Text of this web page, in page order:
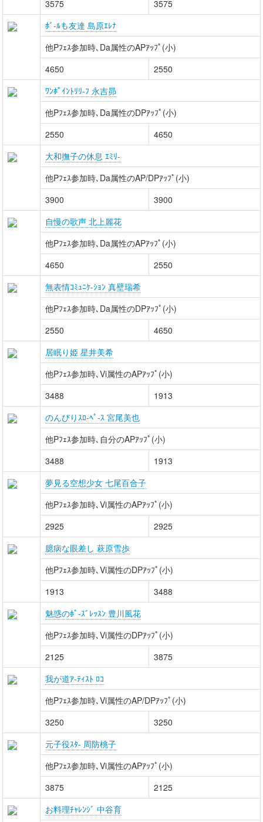
3575
3575
ﾎﾞ-ﾙも友達 島原ｴﾚﾅ
他Pﾌｪｽ参加時､Da属性のAPｱｯﾌﾟ(小)
4650
2550
ﾜﾝﾎﾟｲﾝﾄﾘﾘ-ﾌ 永吉昴
他Pﾌｪｽ参加時､Da属性のDPｱｯﾌﾟ(小)
2550
4650
大和撫子の休息 ｴﾐﾘ-
他Pﾌｪｽ参加時､Da属性のAP/DPｱｯﾌﾟ(小)
3900
3900
自慢の歌声 北上麗花
他Pﾌｪｽ参加時､Da属性のAPｱｯﾌﾟ(小)
4650
2550
無表情ｺﾐｭﾆｹ-ｼｮﾝ 真壁瑞希
他Pﾌｪｽ参加時､Da属性のDPｱｯﾌﾟ(小)
2550
4650
居眠り姫 星井美希
他Pﾌｪｽ参加時､Vi属性のAPｱｯﾌﾟ(小)
3488
1913
のんびりｽﾛ-ﾍﾟ-ｽ 宮尾美也
他Pﾌｪｽ参加時､自分のAPｱｯﾌﾟ(小)
3488
1913
夢見る空想少女 七尾百合子
他Pﾌｪｽ参加時､Vi属性のAPｱｯﾌﾟ(小)
2925
2925
臆病な眼差し 萩原雪歩
他Pﾌｪｽ参加時､Vi属性のDPｱｯﾌﾟ(小)
1913
3488
魅惑のﾎﾟ-ｽﾞﾚｯｽﾝ 豊川風花
他Pﾌｪｽ参加時､Vi属性のDPｱｯﾌﾟ(小)
2125
3875
我が道ｱ-ﾃｨｽﾄ ﾛｺ
他Pﾌｪｽ参加時､Vi属性のAP/DPｱｯﾌﾟ(小)
3250
3250
元子役ｽﾀ- 周防桃子
他Pﾌｪｽ参加時､Vi属性のAPｱｯﾌﾟ(小)
3875
2125
お料理ﾁｬﾚﾝｼﾞ 中谷育